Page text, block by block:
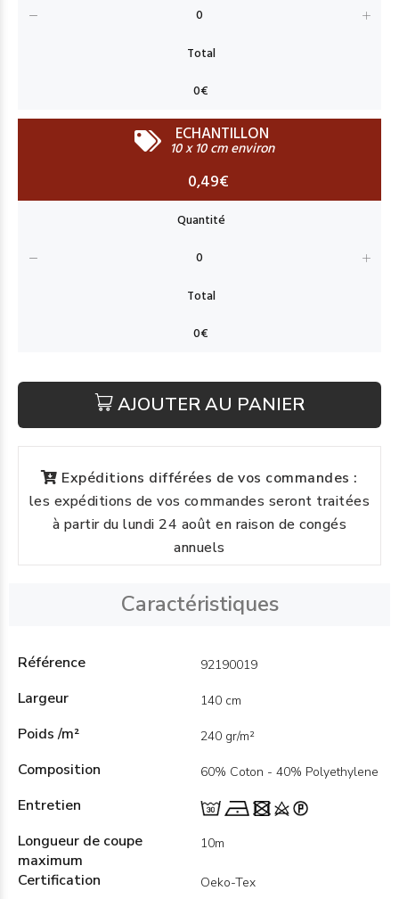
ECHANTILLON
10 x 10 cm environ
0,49€
AJOUTER AU PANIER
Expéditions différées de vos commandes :
les expéditions de vos commandes seront traitées
à partir du lundi 24 août en raison de congés
annuels
Caractéristiques
Référence 92190019
Largeur 140 cm
Poids /m² 240 gr/m²
Composition 60% Coton - 40% Polyethylene
Entretien
Longueur de coupe
maximum
10m
Certification Oeko-Tex